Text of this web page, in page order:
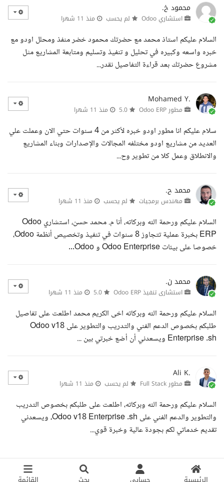
محمود خ.
استشاري Odoo لم يحسب منذ 11 شهرا
السلام عليكم استاذ محمد مع حضرتك محمود خضر منفذ ومحلل اودو مع
خبره واسعه وكبيره في تحليل و تنفيذ وتسليم ومتابعة المشاريع مثل
مشروع حضرتك بعد قراءة التفاصيل نقدر...
Mohamed Y.
مطور Odoo ERP منذ 11 شهرا
سلام عليكم انا مطور اودو خبره لأكثر من 4 سنوات حتي الان وعملت علي
العديد من مشاريع اودو مختلفه المجالات والإصدارات وبناء المشاريع
والانطلاق وعمل كلا من تطوير وح...
محمد ح.
مهندس برمجيات لم يحسب منذ 11 شهرا
السلام عليكم ورحمة الله وبركاته، أنا م. محمد حسن، استشاري Odoo
ERP بخبرة عملية تتجاوز 8 سنوات في تنفيذ وتخصيص أنظمة Odoo،
خصوصا على بيئات Odoo Enterprise و Odoo...
محمد ن.
استشارى تنفيذ Odoo ERP منذ 11 شهرا
السلام عليكم ورحمة الله وبركاته اخى الكريم محمد اطلعت على تفاصيل
طلبكم بخصوص الدعم الفني والتدريب والتطوير على Odoo v18
Enterprise .sh ويسعدني أن أضع خبرتي بين ...
Ali K.
مطور Full Stack لم يحسب منذ 11 شهرا
السلام عليكم ورحمة الله وبركاته، اطلعت على طلبكم بخصوص التدريب
والتطوير والدعم الفني على Odoo v18 Enterprise .sh، ويسعدني
تقديم خدماتي لكم بجودة عالية وخبرة قوي...